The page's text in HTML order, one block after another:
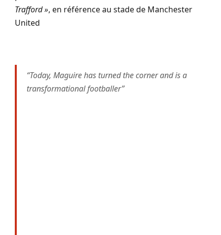
Trafford », en référence au stade de Manchester
United
“Today, Maguire has turned the corner and is a
transformational footballer”